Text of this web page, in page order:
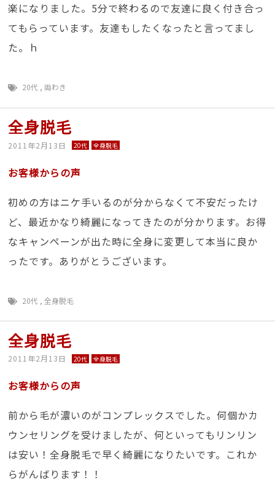
楽になりました。5分で終わるので友達に良く付き合っ
てもらっています。友達もしたくなったと言ってまし
た。ｈ
20代 ,両わき
全身脱毛
2011年2月13日 20代 全身脱毛
お客様からの声
初めの方はニケ手いるのが分からなくて不安だったけ
ど、最近かなり綺麗になってきたのが分かります。お得
なキャンペーンが出た時に全身に変更して本当に良か
ったです。ありがとうございます。
20代 ,全身脱毛
全身脱毛
2011年2月13日 20代 全身脱毛
お客様からの声
前から毛が濃いのがコンプレックスでした。何個かカ
ウンセリングを受けましたが、何といってもリンリン
は安い！全身脱毛で早く綺麗になりたいです。これか
らがんばります！！